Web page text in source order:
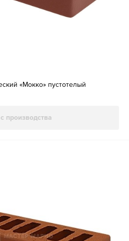
«Мокко» пустотелый
производства